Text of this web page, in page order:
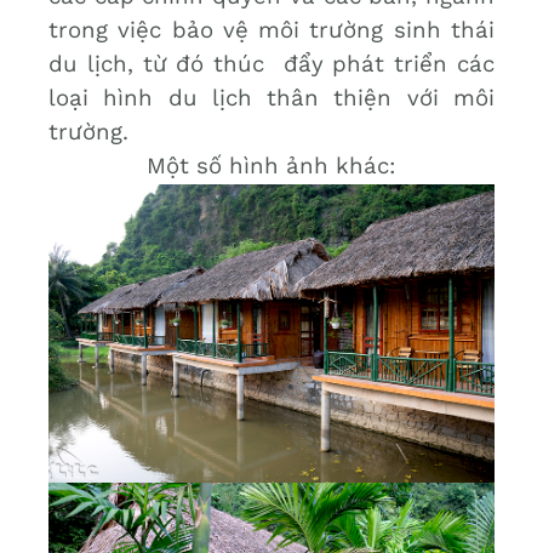
trong việc bảo vệ môi trường sinh thái
du lịch, từ đó thúc đẩy phát triển các
loại hình du lịch thân thiện với môi
trường.
Một số hình ảnh khác: